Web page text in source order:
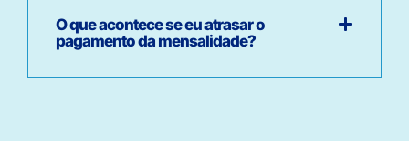
O que acontece se eu atrasar o
pagamento da mensalidade?